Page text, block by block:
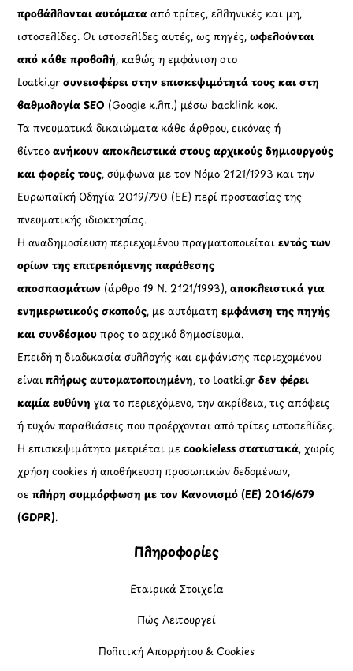
προβάλλονται αυτόματααπό τρίτες, ελληνικές και μη,
ιστοσελίδες. Οι ιστοσελίδες αυτές, ως πηγές,ωφελούνται
από κάθε προβολή, καθώς η εμφάνιση στο
Loatki.gr συνεισφέρει στην επισκεψιμότητά τους και στη
βαθμολογία SEO (Google κ.λπ.) μέσω backlink κοκ.
Τα πνευματικά δικαιώματα κάθε άρθρου, εικόνας ή
βίντεοανήκουν αποκλειστικά στους αρχικούς δημιουργούς
και φορείς τους, σύμφωνα με τον Νόμο 2121/1993 και την
Ευρωπαϊκή Οδηγία 2019/790 (ΕΕ) περί προστασίας της
πνευματικής ιδιοκτησίας.
Η αναδημοσίευση περιεχομένου πραγματοποιείταιεντός των
ορίων της επιτρεπόμενης παράθεσης
αποσπασμάτων (άρθρο 19 Ν. 2121/1993), αποκλειστικά για
ενημερωτικούς σκοπούς, με αυτόματηεμφάνιση της πηγής
και συνδέσμου προς το αρχικό δημοσίευμα.
Επειδή η διαδικασία συλλογής και εμφάνισης περιεχομένου
είναιπλήρως αυτοματοποιημένη, το Loatki.grδεν φέρει
καμία ευθύνη για το περιεχόμενο, την ακρίβεια, τις απόψεις
ή τυχόν παραβιάσεις που προέρχονται από τρίτες ιστοσελίδες.
Η επισκεψιμότητα μετριέται μεcookieless στατιστικά, χωρίς
χρήση cookies ή αποθήκευση προσωπικών δεδομένων,
σεπλήρη συμμόρφωση με τον Κανονισμό (ΕΕ) 2016/679
(GDPR).
Πληροφορίες
Εταιρικά Στοιχεία
Πώς Λειτουργεί
Πολιτική Απορρήτου & Cookies